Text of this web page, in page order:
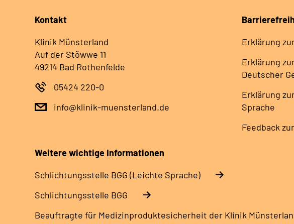
Kontakt
Klinik Münsterland
Auf der Stöwwe 11
49214 Bad Rothenfelde
05424 220-0
info@klinik-muensterland.de
Erklärung
Erklärung
Deutscher
Erklärung
Sprache
Feedback
Weitere wichtige Informationen
Schlich­tungs­stel­le BGG (Leichte Sprache)
Schlich­tungs­stel­le BGG
Beauftragte für Medizinproduktesicherheit der Klinik